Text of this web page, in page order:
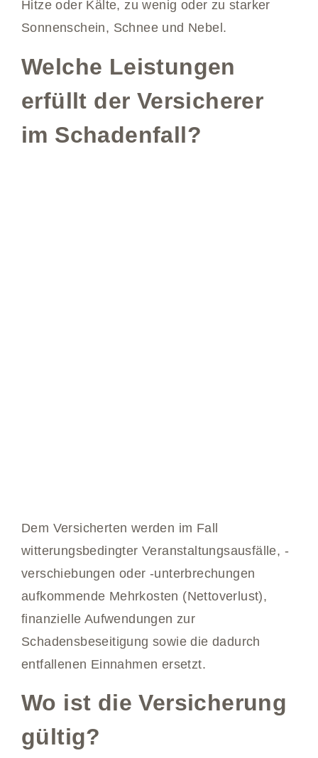
Hitze oder Kälte, zu wenig oder zu starker
Sonnenschein, Schnee und Nebel.
Welche Leistungen
erfüllt der Versicherer
im Schadenfall?
Dem Versicherten werden im Fall
witterungsbedingter Veranstaltungsausfälle, -
verschiebungen oder -unterbrechungen
aufkommende Mehrkosten (Nettoverlust),
finanzielle Aufwendungen zur
Schadensbeseitigung sowie die dadurch
entfallenen Einnahmen ersetzt.
Wo ist die Versicherung
gültig?